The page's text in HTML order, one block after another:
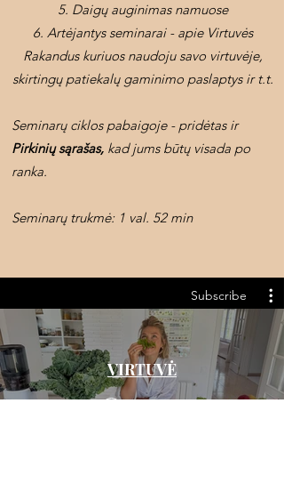
Daigų auginimas namuose
Artėjantys seminarai - apie Virtuvės
Rakandus kuriuos naudoju savo virtuvėje,
skirtingų patiekalų gaminimo paslaptys ir t.t.
Seminarų ciklos pabaigoje - pridėtas ir
Pirkinių sąrašas, kad jums būtų visada po
ranka.
Seminarų trukmė: 1 val. 52 min
Subscribe
VIRTUVĖ